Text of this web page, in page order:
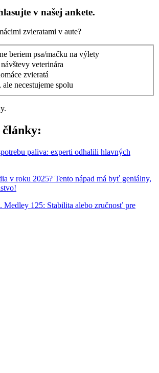
v našej ankete.
zvieratami v aute?
beriem psa/mačku na výlety
veterinára
zvieratá
necestujeme spolu
články:
paliva: experti odhalili hlavných
v roku 2025? Tento nápad má byť geniálny,
Medley 125: Stabilita alebo zručnosť pre